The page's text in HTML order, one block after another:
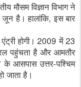
मौसम विज्ञान विभाग ने
है। हालांकि, इस बार
होगी। 2009 में 23
पहुंचता है और आमतौर
आसपास उत्तर-पश्चिम
जाता है।